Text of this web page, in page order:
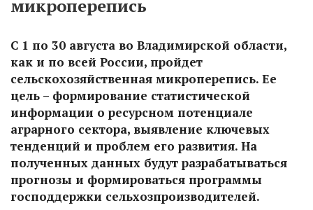
микроперепись
С 1 по 30 августа во Владимирской области,
как и по всей России, пройдет
сельскохозяйственная микроперепись. Ее
цель – формирование статистической
информации о ресурсном потенциале
аграрного сектора, выявление ключевых
тенденций и проблем его развития. На
полученных данных будут разрабатываться
прогнозы и формироваться программы
господдержки сельхозпроизводителей.